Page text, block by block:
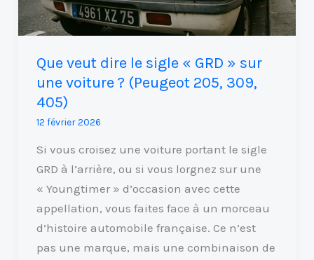
Que veut dire le sigle « GRD » sur
une voiture ? (Peugeot 205, 309,
405)
12 février 2026
Si vous croisez une voiture portant le sigle
GRD à l’arrière, ou si vous lorgnez sur une
« Youngtimer » d’occasion avec cette
appellation, vous faites face à un morceau
d’histoire automobile française. Ce n’est
pas une marque, mais une combinaison de
sur
une
?
(Peugeot
205,
309,
405)